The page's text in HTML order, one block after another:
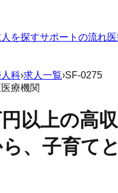
を探すサポートの流れ
科›求人一覧›SF-0275
医療機関
以上の高収
、子育て